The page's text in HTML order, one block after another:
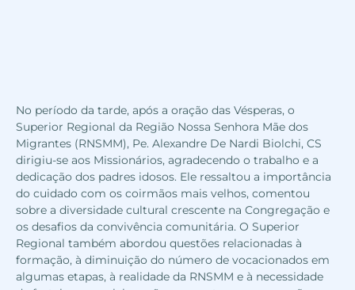
No período da tarde, após a oração das Vésperas, o
Superior Regional da Região Nossa Senhora Mãe dos
Migrantes (RNSMM), Pe. Alexandre De Nardi Biolchi, CS
dirigiu-se aos Missionários, agradecendo o trabalho e a
dedicação dos padres idosos. Ele ressaltou a importância
do cuidado com os coirmãos mais velhos, comentou
sobre a diversidade cultural crescente na Congregação e
os desafios da convivência comunitária. O Superior
Regional também abordou questões relacionadas à
formação, à diminuição do número de vocacionados em
algumas etapas, à realidade da RNSMM e à necessidade